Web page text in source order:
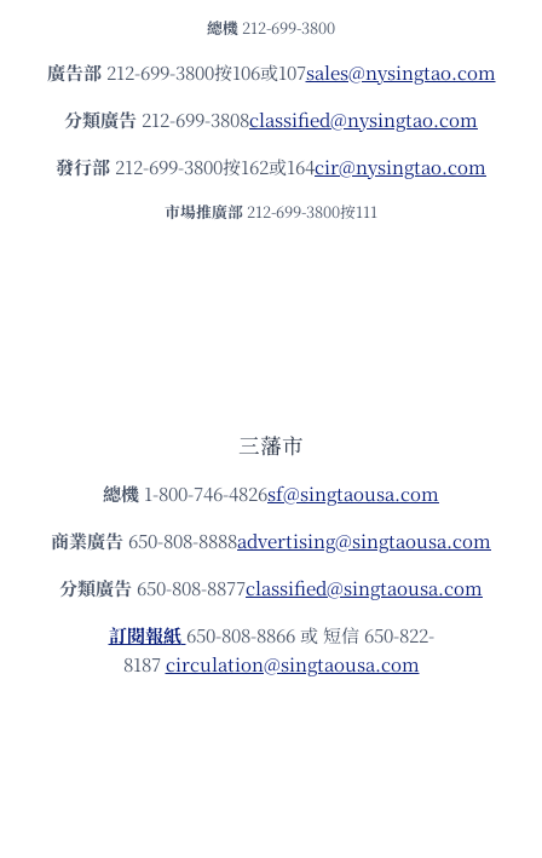
總機 212-699-3800
廣告部212-699-3800按106或107sales@nysingtao.com
分類廣告 212-699-3808classified@nysingtao.com
發⾏部 212-699-3800按162或164cir@nysingtao.com
市場推廣部 212-699-3800按111
三藩市
總機 1-800-746-4826sf@singtaousa.com
商業廣告 650-808-8888advertising@singtaousa.com
分類廣告 650-808-8877classified@singtaousa.com
訂閱報紙 650-808-8866 或 短信 650-822-
8187circulation@singtaousa.com